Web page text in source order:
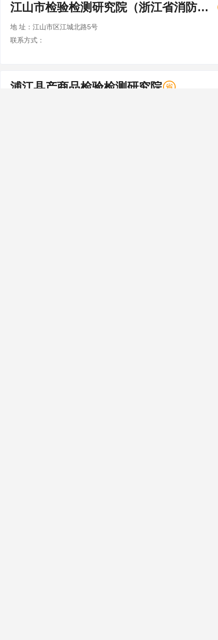
江山市检验检测研究院（浙江省消防产品质量检验中心、江山市食品药品检验检测中心、江山市农产品质量安全检测中心）
地 址：江山市区江城北路5号
联系方式：
浦江县产商品检验检测研究院